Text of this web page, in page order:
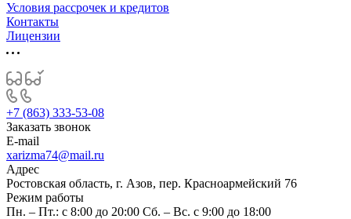
Условия рассрочек и кредитов
Контакты
Лицензии
+7 (863) 333-53-08
Заказать звонок
E-mail
xarizma74@mail.ru
Адрес
Ростовская область, г. Азов, пер. Красноармейский 76
Режим работы
Пн. – Пт.: с 8:00 до 20:00 Сб. – Вс. c 9:00 до 18:00